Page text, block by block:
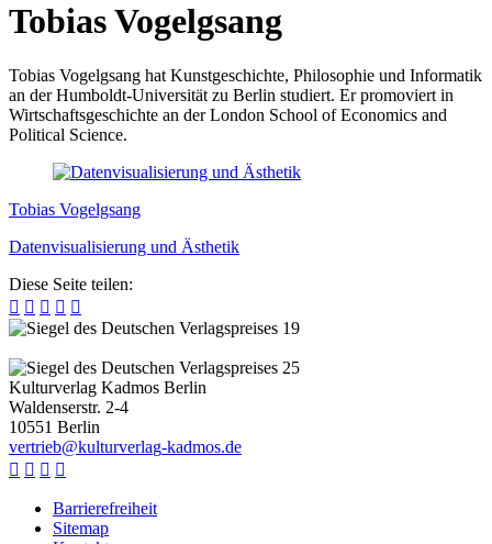
Tobias Vogelgsang
Tobias Vogelgsang hat Kunstgeschichte, Philosophie und Informatik
an der Humboldt-Universität zu Berlin studiert. Er promoviert in
Wirtschaftsgeschichte an der London School of Economics and
Political Science.
Tobias Vogelgsang
Datenvisualisierung und Ästhetik
Diese Seite teilen:
    
Kulturverlag Kadmos Berlin
Waldenserstr. 2-4
10551 Berlin
vertrieb@kulturverlag-kadmos.de
   
Barrierefreiheit
Sitemap